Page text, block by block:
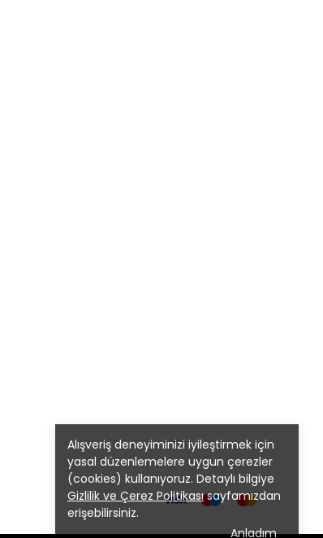
Alışveriş deneyiminizi iyileştirmek için
yasal düzenlemelere uygun çerezler
(cookies) kullanıyoruz. Detaylı bilgiye
Gizlilik ve Çerez Politikasısayfamızdan
erişebilirsiniz.
Anladım